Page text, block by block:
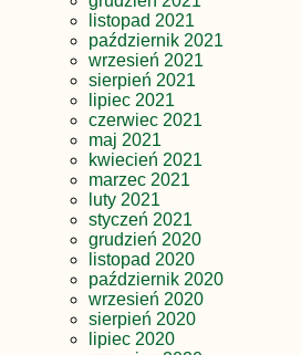
listopad 2021
październik 2021
wrzesień 2021
sierpień 2021
lipiec 2021
czerwiec 2021
maj 2021
kwiecień 2021
marzec 2021
luty 2021
styczeń 2021
grudzień 2020
listopad 2020
październik 2020
wrzesień 2020
sierpień 2020
lipiec 2020